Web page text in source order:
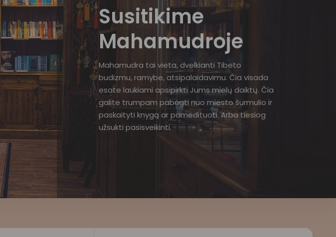
Susitikime
Mahamudroje
Mahamudra tai vieta, dvelkianti Tibeto
budizmu, ramybe, atsipalaidavimu. Čia visada
esate laukiami apsipirkti Jums mielų daiktų. Čia
galite trumpam pabėgti nuo miesto šurmulio ir
paskaityti knygą ar pamedituoti. Arba tiesiog
užsukti pasisveikinti.